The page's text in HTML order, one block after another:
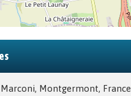
Marconi, Montgermont, France